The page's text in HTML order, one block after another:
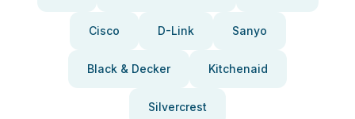
Cisco D-Link Sanyo
Black & Decker Kitchenaid
Silvercrest